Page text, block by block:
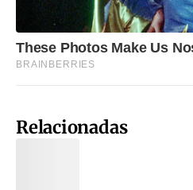
Relacionadas